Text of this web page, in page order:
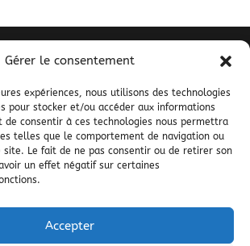
Gérer le consentement
expériences, nous utilisons des technologies
pour stocker et/ou accéder aux informations
de consentir à ces technologies nous permettra
telles que le comportement de navigation ou
site. Le fait de ne pas consentir ou de retirer son
un effet négatif sur certaines
Accepter
Los Miquelets
66360 Mantet
04 68 05 57 59
contact@la-cavale.fr
© 2000 – 2025
légales|Politique de
confidentialité